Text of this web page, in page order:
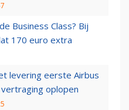
Business Class? Bij
170 euro extra
levering eerste Airbus
oplopen